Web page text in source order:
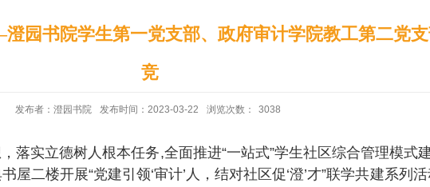
园书院学生第一党支部、政府审计学院教工第二党
竞
发布者：澄园书院 发布时间：2023-03-22 浏览次数： 3038
落实立德树人根本任务,全面推进“一站式”学生社区综合管理模式
二楼开展“党建引领‘审计’人，结对社区促‘澄’才”联学共建系列